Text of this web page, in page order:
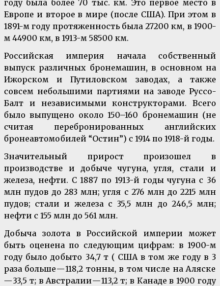
году была более 70 тыс. км. Это первое место в
Европе и второе в мире (после США). При этом в
1891-м году протяженность была 27200 км, в 1900-
м 44900 км, в 1913-м 58500 км.
Российская империя начала собственный
выпуск различных бронемашин, в основном на
Ижорском и Путиловском заводах, а также
совсем небольшими партиями на заводе Руссо-
Балт и независимыми конструкторами. Всего
было выпущено около 150–160 бронемашин (не
считая перебронированных английских
бронеавтомобилей “Остин”) с 1914 по 1918-й годы.
Значительный прирост произошел в
производстве и добыче чугуна, угля, стали и
железа, нефти. С 1887 по 1913-й годы чугуна с 36
млн пудов до 283 млн; угля с 276 млн до 2215 млн
пудов; стали и железа с 35,5 млн до 246,5 млн;
нефти с 155 млн до 561 млн.
Добыча золота в Российской империи может
быть оценена по следующим цифрам: в 1900-м
году было добыто 34,7 т ( США в том же году в 3
раза больше — 118,2 тонны, в том числе на Аляске
— 33,5 т; в Австралии — 113,2 т; в Канаде в 1900 году